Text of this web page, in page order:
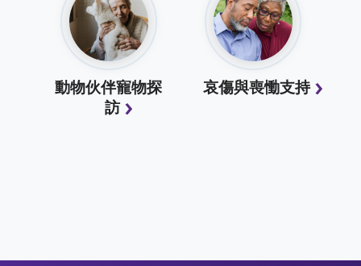
動物伙伴寵物探
訪
哀傷與喪慟支持